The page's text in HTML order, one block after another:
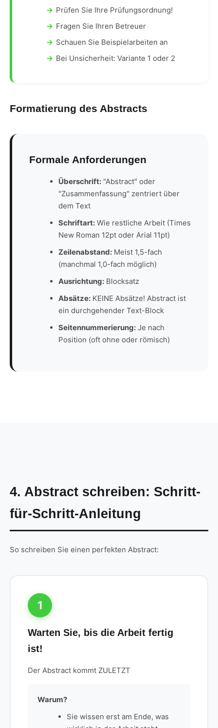
Prüfen Sie Ihre Prüfungsordnung!
Fragen Sie Ihren Betreuer
Schauen Sie Beispielarbeiten an
Bei Unsicherheit: Variante 1 oder 2
Formatierung des Abstracts
Formale Anforderungen
Überschrift: "Abstract" oder
"Zusammenfassung" zentriert über
dem Text
Schriftart: Wie restliche Arbeit (Times
New Roman 12pt oder Arial 11pt)
Zeilenabstand: Meist 1,5-fach
(manchmal 1,0-fach möglich)
Ausrichtung: Blocksatz
Absätze: KEINE Absätze! Abstract ist
ein durchgehender Text-Block
Seitennummerierung: Je nach
Position (oft ohne oder römisch)
4. Abstract schreiben: Schritt-
für-Schritt-Anleitung
So schreiben Sie einen perfekten Abstract:
1
Warten Sie, bis die Arbeit fertig
ist!
Der Abstract kommt ZULETZT
Warum?
Sie wissen erst am Ende, was